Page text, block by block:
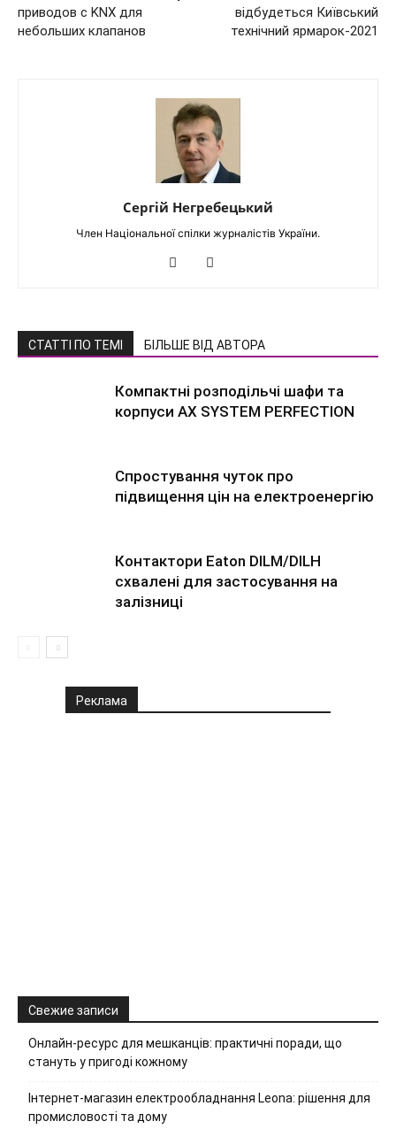
приводов с KNX для
небольших клапанов
відбудеться Київський
технічний ярмарок-2021
Сергій Негребецький
Член Національної спілки журналістів України.
СТАТТІ ПО ТЕМІ БІЛЬШЕ ВІД АВТОРА
Компактні розподільчі шафи та
корпуси AX SYSTEM PERFECTION
Спростування чуток про
підвищення цін на електроенергію
Контактори Eaton DILM/DILH
схвалені для застосування на
залізниці
Реклама
Свежие записи
Онлайн-ресурс для мешканців: практичні поради, що
стануть у пригоді кожному
Інтернет-магазин електрообладнання Leona: рішення для
промисловості та дому